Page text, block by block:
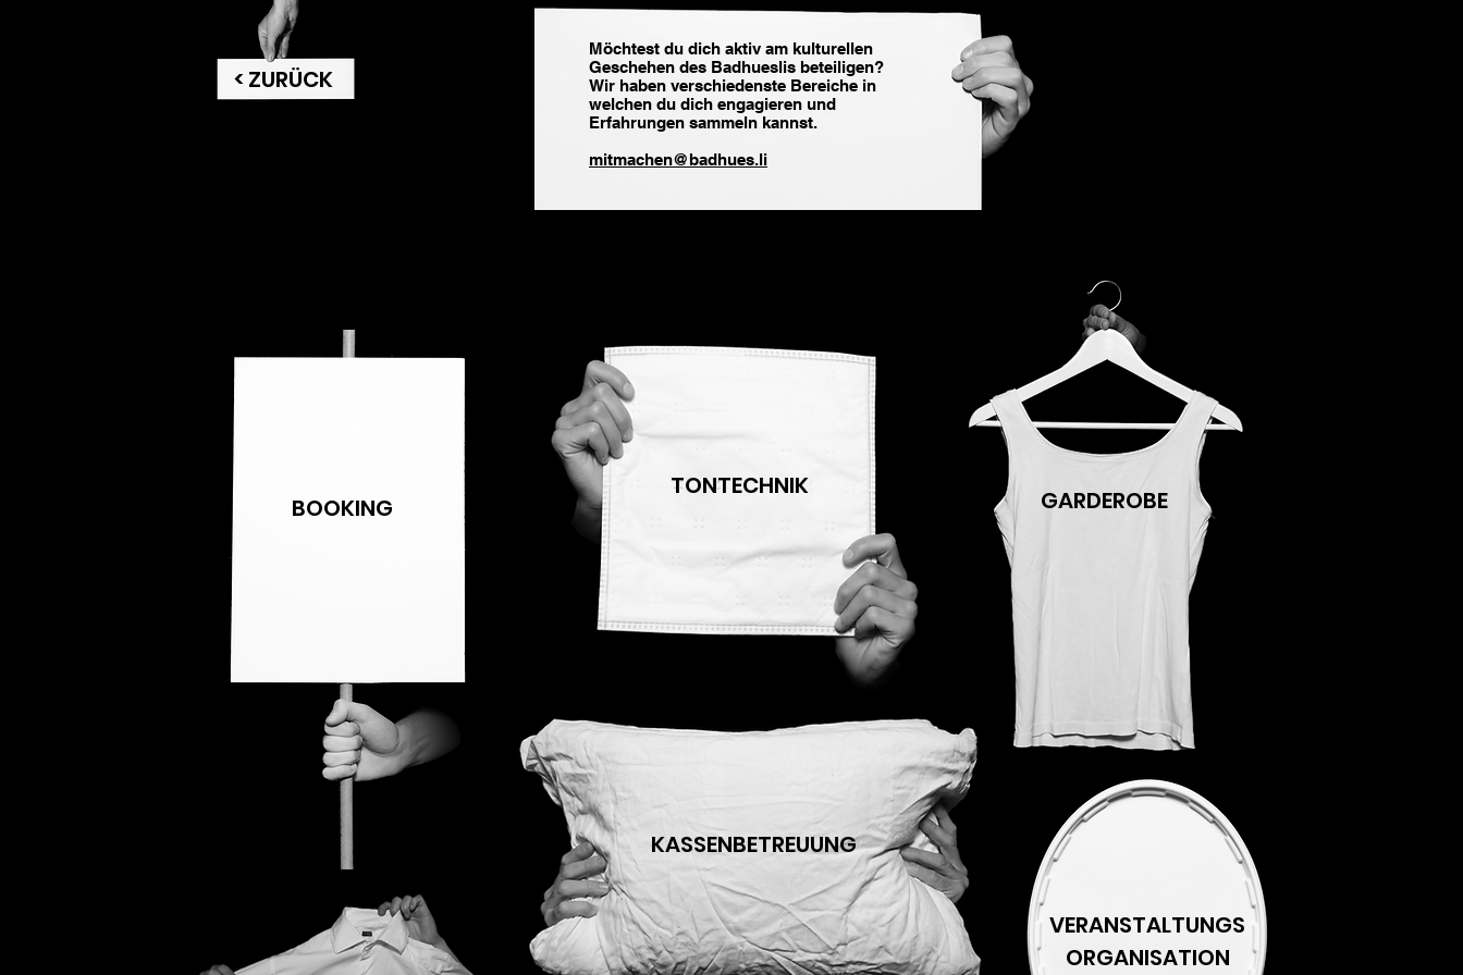
< ZURÜCK
Möchtest du dich aktiv am kulturellen
Geschehen des Badhueslis beteiligen?
Wir haben verschiedenste Bereiche in
welchen du dich engagieren und
Erfahrungen sammeln kannst.
mitmachen@badhues.li
BOOKING
TONTECHNIK GARDEROBE
KASSENBETREUUNG
VERANSTALTUNGS
ORGANISATION